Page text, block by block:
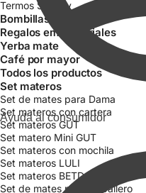
Ayuda al consumidor
Termos Stanley
Bombillas
Regalos empresariales
Yerba mate
Café por mayor
Todos los productos
Set materos
Set de mates para Dama
Set materos con cartera
Set materos GUT
Set matero Mini GUT
Set materos con mochila
Set materos LULI
Set materos BETD
Set de mates para Caballero